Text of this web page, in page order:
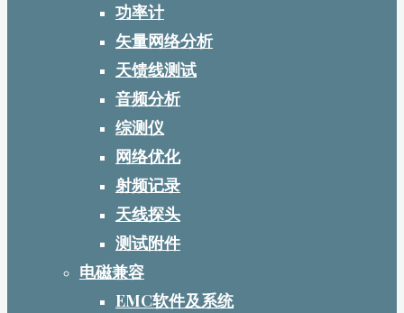
功率计
矢量网络分析
天馈线测试
音频分析
综测仪
网络优化
射频记录
天线探头
测试附件
电磁兼容
EMC软件及系统